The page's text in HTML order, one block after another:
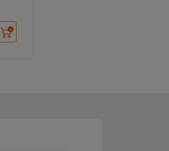
Ajouter au panier